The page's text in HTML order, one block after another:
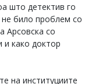
што детектив го
било проблем со
Арсовска со
како доктор
на институциите